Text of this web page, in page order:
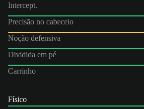
Intercept.
Precisão no cabeceio
Noção defensiva
Dividida em pé
Carrinho
Físico